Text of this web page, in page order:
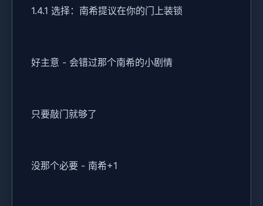
1.4.1 选择：南希提议在你的门上装锁
好主意 - 会错过那个南希的小剧情
只要敲门就够了
没那个必要 - 南希+1